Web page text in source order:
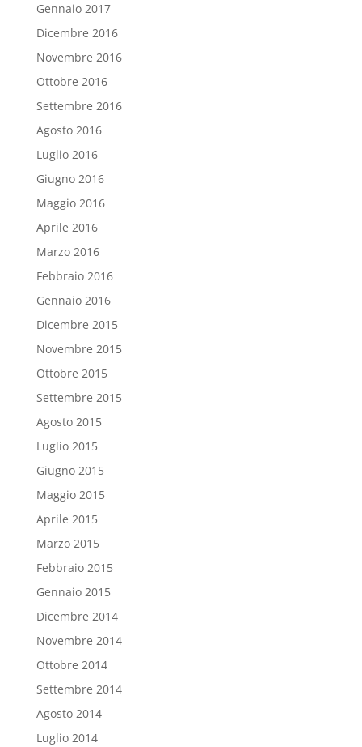
Gennaio 2017
Dicembre 2016
Novembre 2016
Ottobre 2016
Settembre 2016
Agosto 2016
Luglio 2016
Giugno 2016
Maggio 2016
Aprile 2016
Marzo 2016
Febbraio 2016
Gennaio 2016
Dicembre 2015
Novembre 2015
Ottobre 2015
Settembre 2015
Agosto 2015
Luglio 2015
Giugno 2015
Maggio 2015
Aprile 2015
Marzo 2015
Febbraio 2015
Gennaio 2015
Dicembre 2014
Novembre 2014
Ottobre 2014
Settembre 2014
Agosto 2014
Luglio 2014